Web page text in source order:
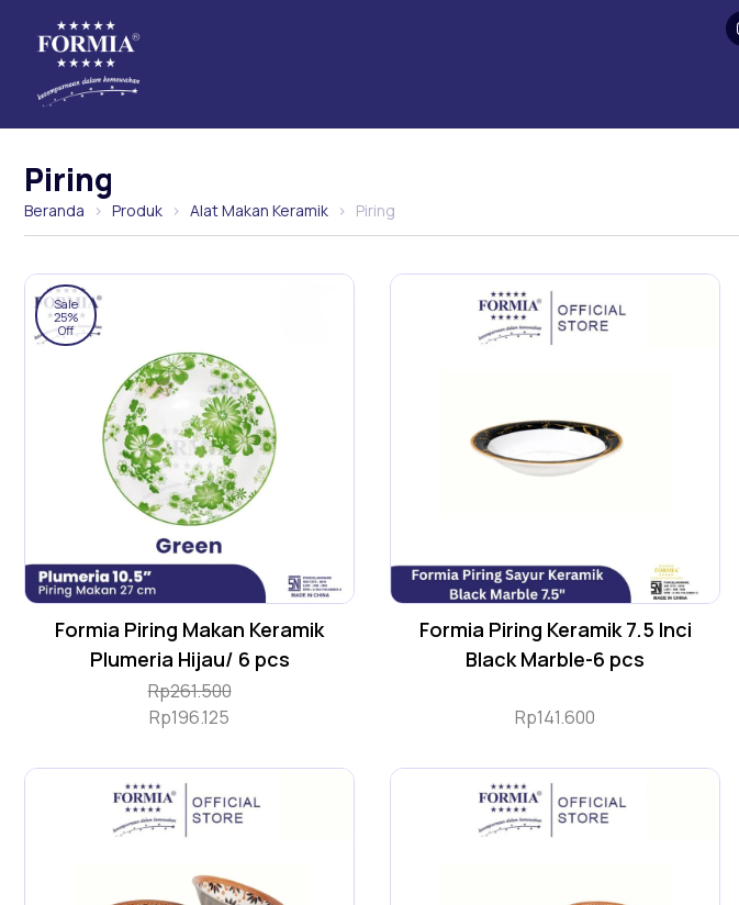
Piring
Beranda › Produk › Alat Makan Keramik › Piring
Sale
25%
Off
Formia Piring Makan Keramik
Plumeria Hijau/ 6 pcs
Rp261.500
Rp196.125
Formia Piring Keramik 7.5 Inci
Black Marble-6 pcs
Rp141.600